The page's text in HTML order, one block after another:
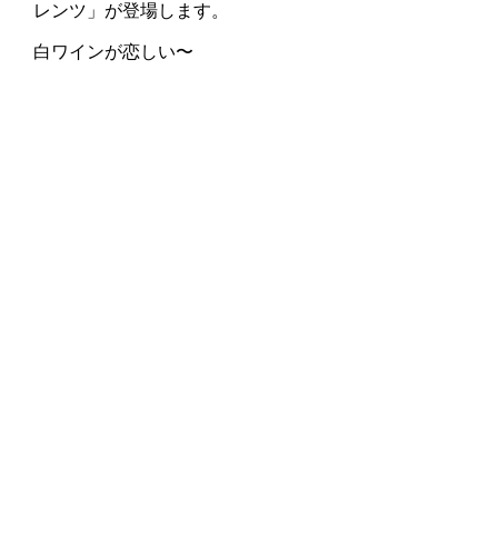
レンツ」が登場します。
白ワインが恋しい〜